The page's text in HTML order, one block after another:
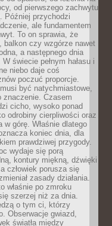
od pierwszego zachwytu
Później przychodzi
ale fundamentem
To on sprawia, że
balkon czy wzgórze nawet
a następnego dnia
świecie pełnym hałasu i
niebo daje coś
poczuć proporcje.
być natychmiastowe,
znaczenie. Czasem
cicho, wysoko ponad
odrobiny cierpliwości oraz
górę. Właśnie dlatego
koniec dnia, dla
prawdziwej przygody.
wydaje się porą
kontury miękną, dźwięki
człowiek porusza się
zasady działania.
właśnie po zmroku
szerzej niż za dnia.
o tym ci, którzy
Obserwacje gwiazd,
światła między